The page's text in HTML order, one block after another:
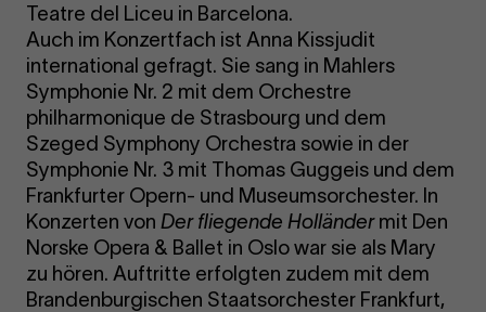
Teatre del Liceu in Barcelona.
Auch im Konzertfach ist Anna Kissjudit
international gefragt. Sie sang in Mahlers
Symphonie Nr. 2 mit dem Orchestre
philharmonique de Strasbourg und dem
Szeged Symphony Orchestra sowie in der
Symphonie Nr. 3 mit Thomas Guggeis und dem
Frankfurter Opern- und Museumsorchester. In
Konzerten von Der fliegende Holländermit Den
Norske Opera & Ballet in Oslo war sie als Mary
zu hören. Auftritte erfolgten zudem mit dem
Brandenburgischen Staatsorchester Frankfurt,